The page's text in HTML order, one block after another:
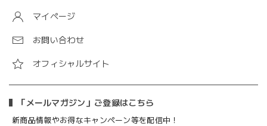
マイページ
お問い合わせ
オフィシャルサイト
「メールマガジン」ご登録はこちら
新商品情報やお得なキャンペーン等を配信中！